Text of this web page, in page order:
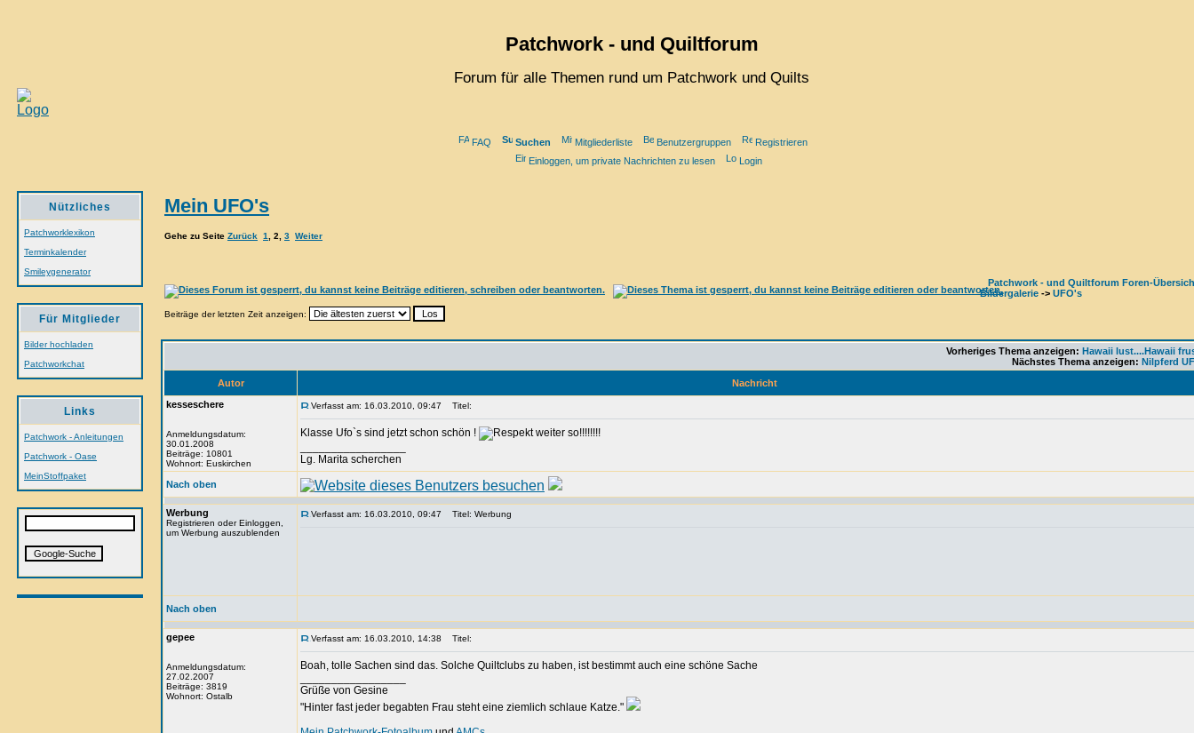
Patchwork - und Quiltforum
Forum für alle Themen rund um Patchwork und Quilts
FAQ Suchen Mitgliederliste Benutzergruppen
Registrieren
Einloggen, um private Nachrichten zu lesen
Login
Nützliches
Patchworklexikon
Terminkalender
Smileygenerator
Für Mitglieder
Bilder hochladen
Patchworkchat
Links
Patchwork - Anleitungen
Patchwork - Oase
MeinStoffpaket
Mein UFO's
Gehe zu Seite Zurück 1 2 3 Weiter
Patchwork - und Quiltforum Foren-
Bildergalerie -> UFO's
Beiträge der letzten Zeit anzeigen:
Vorheriges Thema anzeigen: Hawaii lust....Hawaii
Nächstes Thema anzeigen: Nilpferd
Autor
Nachricht
kesseschere
Anmeldungsdatum:
30.01.2008
Beiträge: 10801
Wohnort: Euskirchen
Verfasst am: 16.03.2010, 09:47 Titel:
Klasse Ufo`s sind jetzt schon schön !
weiter so!!!!!!!!
Lg. Marita scherchen
Nach oben
Werbung
Registrieren oder Einloggen,
um Werbung auszublenden
Verfasst am: 16.03.2010, 09:47 Titel: Werbung
Nach oben
gepee
Anmeldungsdatum:
27.02.2007
Beiträge: 3819
Wohnort: Ostalb
Verfasst am: 16.03.2010, 14:38 Titel:
Boah, tolle Sachen sind das. Solche Quiltclubs zu haben, ist bestimmt auch eine schöne Sache
Grüße von Gesine
"Hinter fast jeder begabten Frau steht eine ziemlich schlaue Katze."